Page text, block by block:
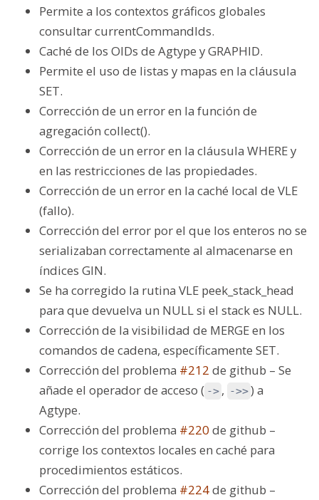
Permite a los contextos gráficos globales
consultar currentCommandIds.
Caché de los OIDs de Agtype y GRAPHID.
Permite el uso de listas y mapas en la cláusula
SET.
Corrección de un error en la función de
agregación collect().
Corrección de un error en la cláusula WHERE y
en las restricciones de las propiedades.
Corrección de un error en la caché local de VLE
(fallo).
Corrección del error por el que los enteros no se
serializaban correctamente al almacenarse en
índices GIN.
Se ha corregido la rutina VLE peek_stack_head
para que devuelva un NULL si el stack es NULL.
Corrección de la visibilidad de MERGE en los
comandos de cadena, específicamente SET.
Corrección del problema #212 de github – Se
añade el operador de acceso ( -> , ->>) a
Agtype.
Corrección del problema #220 de github –
corrige los contextos locales en caché para
procedimientos estáticos.
Corrección del problema #224de github –